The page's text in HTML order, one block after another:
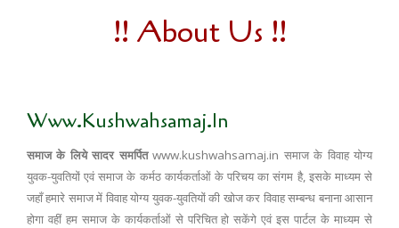
!! About Us !!
Www.kushwahsamaj.in
समाज के लिये सादर समर्पितwww.kushwahsamaj.in समाज के विवाह योग्य
युवक-युवतियों एवं समाज के कर्मठ कार्यकर्ताओं के परिचय का संगम है, इसके माध्यम से
जहाँ हमारे समाज में विवाह योग्य युवक-युवतियों की खोज कर विवाह सम्बन्ध बनाना आसान
होगा वहीं हम समाज के कार्यकर्ताओं से परिचित हो सकेंगे एवं इस पार्टल के माध्यम से